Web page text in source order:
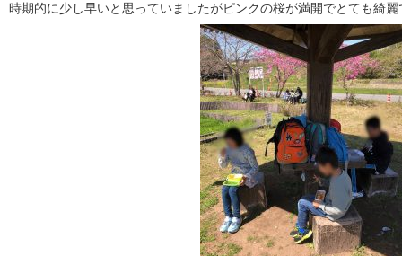
時期的に少し早いと思っていましたがピンクの桜が満開でとても綺麗